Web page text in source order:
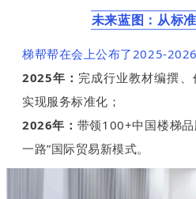
未来蓝图：从标
梯帮帮在会上公布了2025-
2025年： 完成行业教材编撰
实现服务标准化；
2026年： 带领100+中国楼梯品
一路”国际贸易新模式。